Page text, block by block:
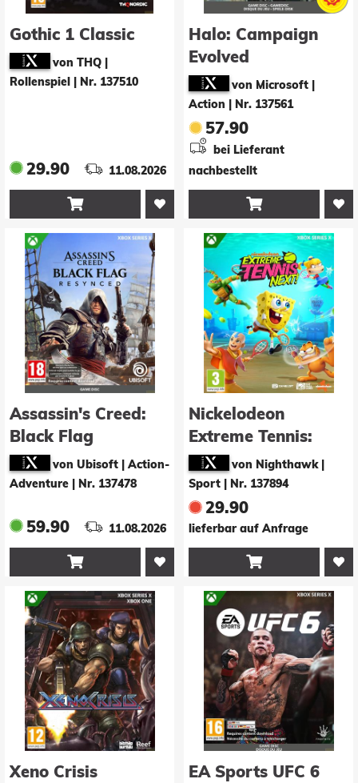
Gothic 1 Classic
von THQ |
Rollenspiel
Nr. 137510
29.90 11.08.2026

Halo: Campaign
Evolved
von Microsoft |
Action
Nr. 137561
57.90
bei Lieferant
nachbestellt

Assassin's Creed:
Black Flag
Resyncedvon Ubisoft | Action-
Adventure
Nr. 137478
59.90 11.08.2026

Nickelodeon
Extreme Tennis:
Next!von Nighthawk |
Sport
Nr. 137894
29.90
lieferbar auf Anfrage

Xeno Crisis EA Sports UFC 6